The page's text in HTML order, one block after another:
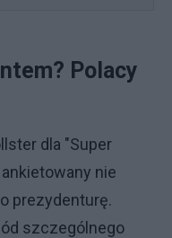
Polacy
dla "Super
nie
prezydenturę.
szczególnego